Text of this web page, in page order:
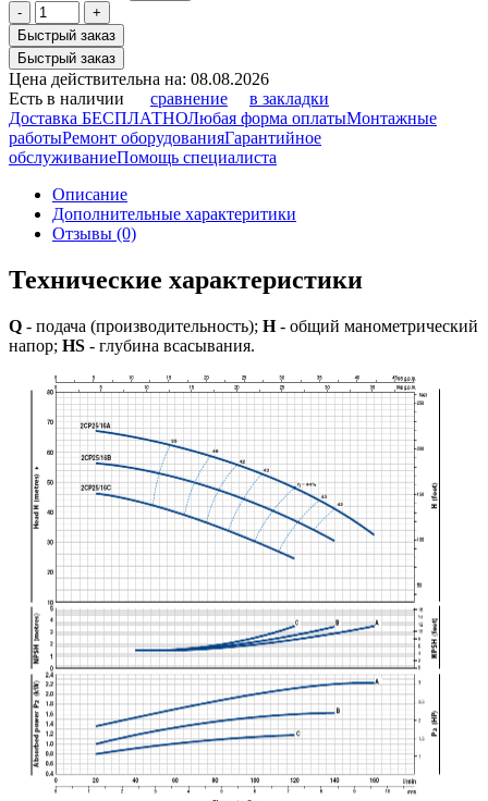
-
+
Быстрый заказ
Быстрый заказ
Цена действительна на: 08.08.2026
Есть в наличии
сравнение
в закладки
Доставка БЕСПЛАТНОЛюбая форма оплатыМонтажные
работыРемонт оборудованияГарантийное
обслуживаниеПомощь специалиста
Описание
Дополнительные характеритики
Отзывы (0)
Технические характеристики
Q - подача (производительность); H- общий манометрический
напор; HS - глубина всасывания.